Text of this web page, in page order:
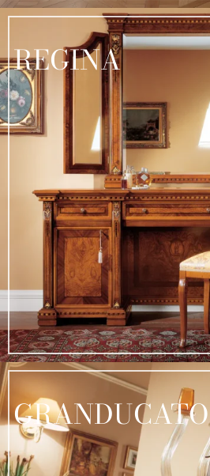
REGINA
GRANDUCATO